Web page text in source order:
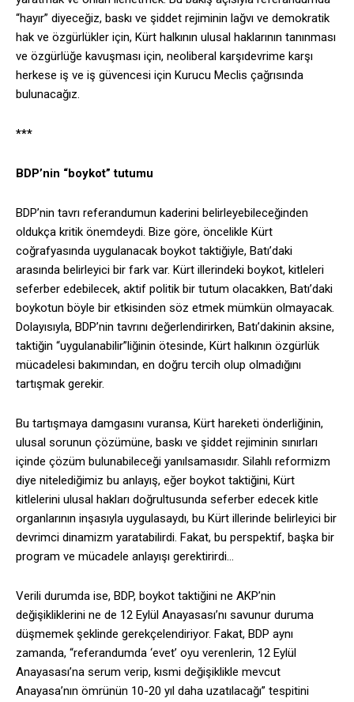
“hayır” diyeceğiz, baskı ve şiddet rejiminin lağvı ve demokratik
hak ve özgürlükler için, Kürt halkının ulusal haklarının tanınması
ve özgürlüğe kavuşması için, neoliberal karşıdevrime karşı
herkese iş ve iş güvencesi için Kurucu Meclis çağrısında
bulunacağız.
***
BDP’nin “boykot” tutumu
BDP’nin tavrı referandumun kaderini belirleyebileceğinden
oldukça kritik önemdeydi. Bize göre, öncelikle Kürt
coğrafyasında uygulanacak boykot taktiğiyle, Batı’daki
arasında belirleyici bir fark var. Kürt illerindeki boykot, kitleleri
seferber edebilecek, aktif politik bir tutum olacakken, Batı’daki
boykotun böyle bir etkisinden söz etmek mümkün olmayacak.
Dolayısıyla, BDP’nin tavrını değerlendirirken, Batı’dakinin aksine,
taktiğin “uygulanabilir”liğinin ötesinde, Kürt halkının özgürlük
mücadelesi bakımından, en doğru tercih olup olmadığını
tartışmak gerekir.
Bu tartışmaya damgasını vuransa, Kürt hareketi önderliğinin,
ulusal sorunun çözümüne, baskı ve şiddet rejiminin sınırları
içinde çözüm bulunabileceği yanılsamasıdır. Silahlı reformizm
diye nitelediğimiz bu anlayış, eğer boykot taktiğini, Kürt
kitlelerini ulusal hakları doğrultusunda seferber edecek kitle
organlarının inşasıyla uygulasaydı, bu Kürt illerinde belirleyici bir
devrimci dinamizm yaratabilirdi. Fakat, bu perspektif, başka bir
program ve mücadele anlayışı gerektirirdi…
Verili durumda ise, BDP, boykot taktiğini ne AKP’nin
değişikliklerini ne de 12 Eylül Anayasası’nı savunur duruma
düşmemek şeklinde gerekçelendiriyor. Fakat, BDP aynı
zamanda, “referandumda ‘evet’ oyu verenlerin, 12 Eylül
Anayasası’na serum verip, kısmi değişiklikle mevcut
Anayasa’nın ömrünün 10-20 yıl daha uzatılacağı” tespitini